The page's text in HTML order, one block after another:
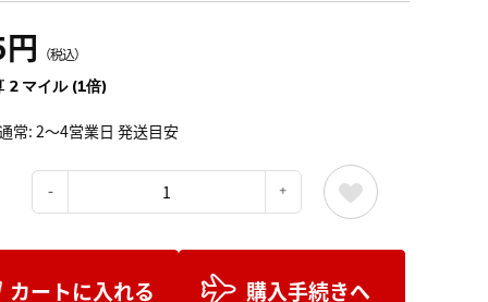
（税込）
2 マイル (1倍)
常: 2～4営業日 発送目安
カートに入れる 購入手続きへ